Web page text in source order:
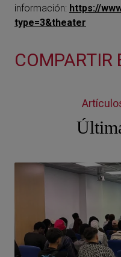
información: https://
type=3&theater
COMPARTIR